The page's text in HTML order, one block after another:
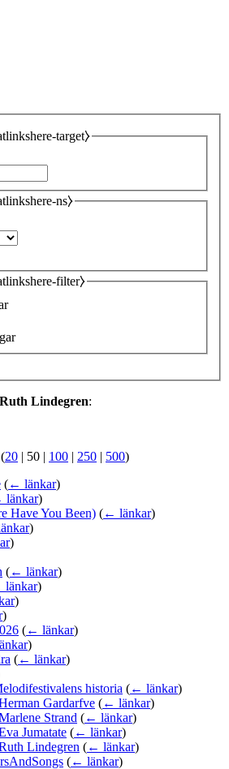
target⧽
ns⧽
filter⧽
Ruth Lindegren:
20 | 50 | 100 | 250 | 500)
(← länkar)
länkar)
Have You Been) (← länkar)
)
)
(← länkar)
länkar)
)
)
(← länkar)
)
(← länkar)
historia (← länkar)
Gardarfve (← länkar)
Strand (← länkar)
Jumatate (← länkar)
Lindegren (← länkar)
(← länkar)